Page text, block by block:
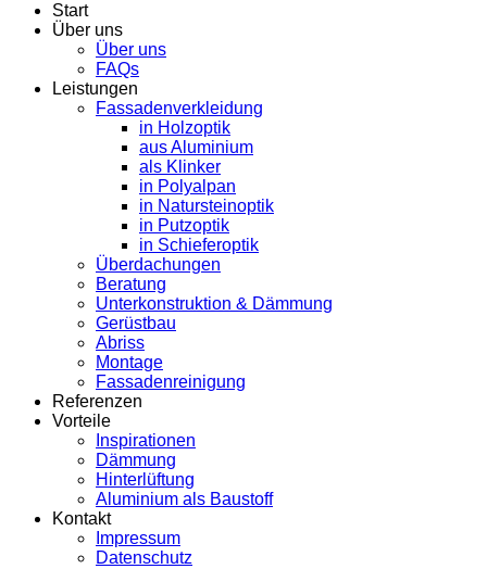
Start
Über uns
Über uns
FAQs
Leistungen
Fassadenverkleidung
in Holzoptik
aus Aluminium
als Klinker
in Polyalpan
in Natursteinoptik
in Putzoptik
in Schieferoptik
Überdachungen
Beratung
Unterkonstruktion & Dämmung
Gerüstbau
Abriss
Montage
Fassadenreinigung
Referenzen
Vorteile
Inspirationen
Dämmung
Hinterlüftung
Aluminium als Baustoff
Kontakt
Impressum
Datenschutz